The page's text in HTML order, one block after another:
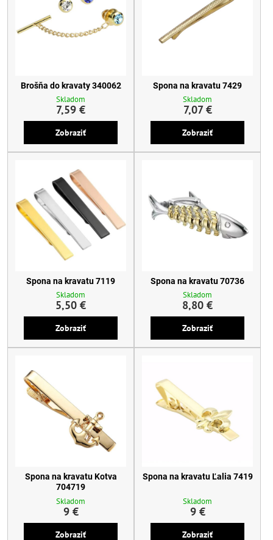
Brošňa do kravaty 340062
Skladom
7,59 €
Zobraziť
Spona na kravatu 7429
Skladom
7,07 €
Zobraziť
Spona na kravatu 7119
Skladom
5,50 €
Zobraziť
Spona na kravatu 70736
Skladom
8,80 €
Zobraziť
Spona na kravatu Kotva
704719
Skladom
9 €
Zobraziť
Spona na kravatu Ľalia 7419
Skladom
9 €
Zobraziť